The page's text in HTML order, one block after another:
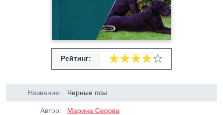
Рейтинг:
Название: Черные псы
Автор: Марина Серова